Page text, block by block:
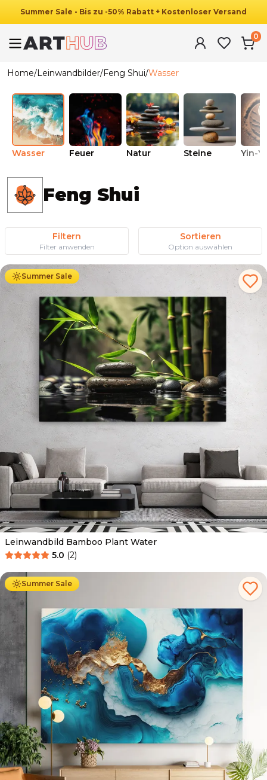
Summer Sale • Bis zu -50% Rabatt + Kostenloser Versand
0
Home/Leinwandbilder/Feng Shui/Wasser
Wasser Feuer Natur Steine Yin-
Feng Shui
Filtern
Filter anwenden
Sortieren
Option auswählen
Summer Sale
39.90 € 34.90 €
Leinwandbild Bamboo Plant Water
5.0 (2)
Summer Sale
Ab 39.90 € 34.90